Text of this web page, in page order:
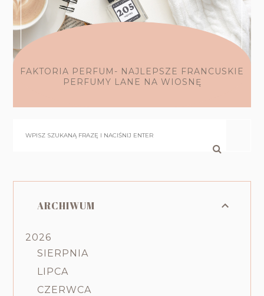
FAKTORIA PERFUM- NAJLEPSZE FRANCUSKIE
PERFUMY LANE NA WIOSNĘ
ARCHIWUM
2026
SIERPNIA
LIPCA
CZERWCA